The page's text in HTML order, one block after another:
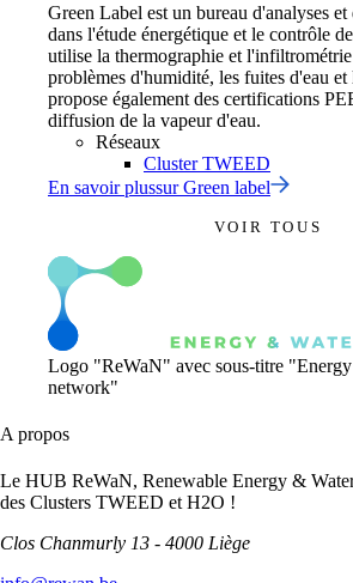
Green Label est un bureau d'analyses et
dans l'étude énergétique et le contrôle
utilise la thermographie et
problèmes d'humidité, les fuites d'eau
propose également des certifications
diffusion de la vapeur d'eau.
Réseaux
Cluster TWEED
En savoir plussurGreen label
VOIR TOUS
Logo "ReWaN" avec sous-titre
network"
A propos
Le HUB ReWaN, Renewable Energy &
des Clusters TWEED et H2O !
Clos Chanmurly 13 - 4000 Liège